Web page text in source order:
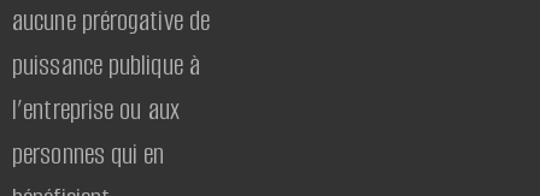
aucune prérogative de
puissance publique à
l’entreprise ou aux
personnes qui en